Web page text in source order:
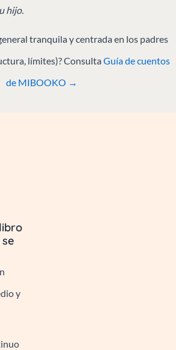
hijo.
tranquila y centrada en los padres
límites)? ConsultaGuía de cuentos
de MIBOOKO →
y